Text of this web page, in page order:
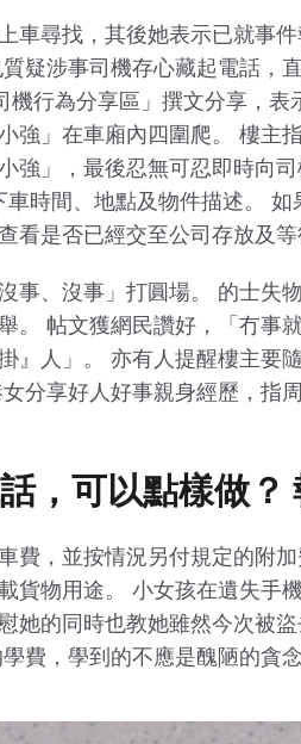
車尋找，其後她表示已就事
疑涉事司機存心藏起電話，
行為分享區」撰文分享，
強」在車廂內四圍爬。 樓主
強」，最後忍無可忍即時向
時間、地點及物件描述。
看是否已經交至公司存放及等
事、沒事」打圓場。 的士失
。 帖文獲網民讚好，「冇事
』人」。 亦有人提醒樓主要
分享好人好事親身經歷，指
，可以點樣做？
費，並按情況另付規定的附
貨物用途。 小女孩在遺失
她的同時也教她雖然今次被
費，學到的不應是醜陋的貪